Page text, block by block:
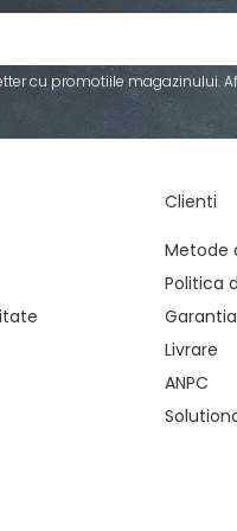
cu promotiile magazinului.
Clienti
Metode
Politica
Livrare
ANPC